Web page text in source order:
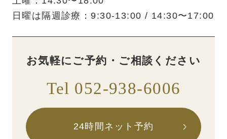
日曜は隔週診療：9:30-13:00 / 14:30〜17:00
お気軽にご予約・ご相談ください
Tel 052-938-6006
24時間ネット予約